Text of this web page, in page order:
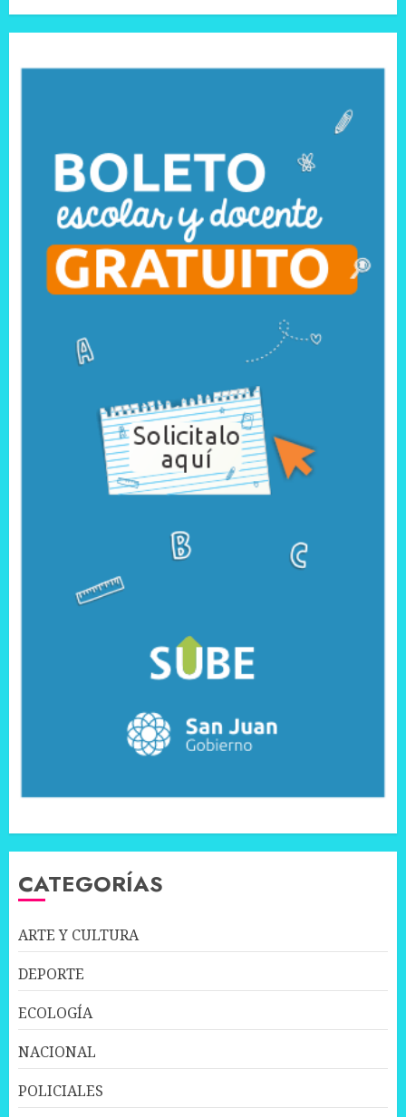
CATEGORÍAS
ARTE Y CULTURA
DEPORTE
ECOLOGÍA
NACIONAL
POLICIALES